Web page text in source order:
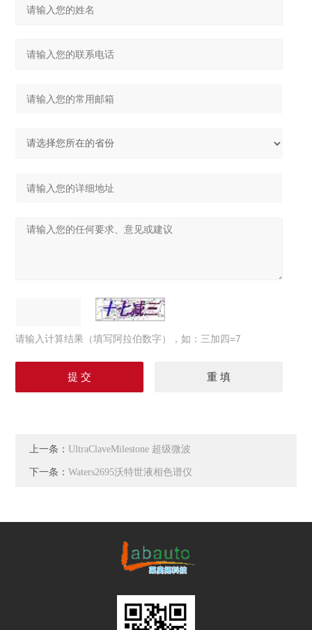
请输入计算结果（填写阿拉伯数字），如：三加四=7
上一条：UltraClaveMilestone 超级微波
下一条：Waters2695沃特世液相色谱仪